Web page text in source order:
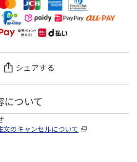
シェアする
について
文のキャンセルについて